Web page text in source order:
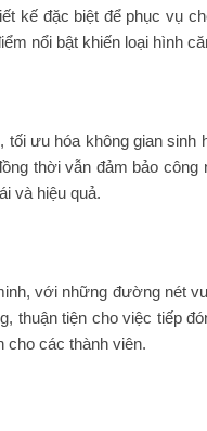
kế đặc biệt để phục vụ
nổi bật khiến loại hình
ưu hóa không gian
thời vẫn đảm bảo
và hiệu quả.
với những đường nét
thuận tiện cho việc tiếp
cho các thành viên.